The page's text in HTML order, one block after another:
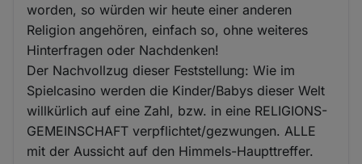
worden, so würden wir heute einer anderen
Religion angehören, einfach so, ohne weiteres
Hinterfragen oder Nachdenken!
Der Nachvollzug dieser Feststellung: Wie im
Spielcasino werden die Kinder/Babys dieser Welt
willkürlich auf eine Zahl, bzw. in eine RELIGIONS-
GEMEINSCHAFT verpflichtet/gezwungen. ALLE
mit der Aussicht auf den Himmels-Haupttreffer.